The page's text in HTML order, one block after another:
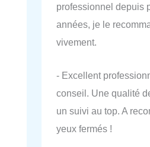
professionnel depuis
années, je le
vivement.
- Excellent
conseil. Une qualité
un suivi au top. A
yeux fermés !